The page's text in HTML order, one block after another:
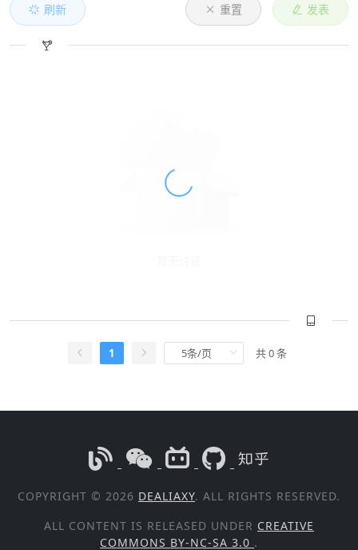
刷新 重置 发表
1 共 0 条
COPYRIGHT © 2026 DEALIAXY. ALL RIGHTS RESERVED.
ALL CONTENT IS RELEASED UNDER CREATIVE
COMMONS BY-NC-SA 3.0 .